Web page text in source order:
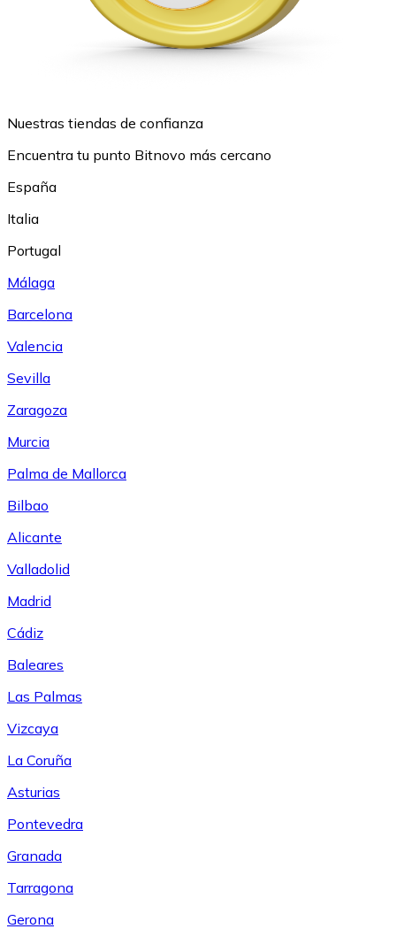
Nuestras tiendas de confianza
Encuentra tu punto Bitnovo más cercano
España
Italia
Portugal
Málaga
Barcelona
Valencia
Sevilla
Zaragoza
Murcia
Palma de Mallorca
Bilbao
Alicante
Valladolid
Madrid
Cádiz
Baleares
Las Palmas
Vizcaya
La Coruña
Asturias
Pontevedra
Granada
Tarragona
Gerona